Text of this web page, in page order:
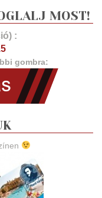
MOST!
:
gombra: